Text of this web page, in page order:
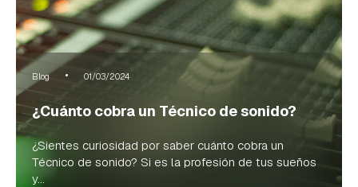
Blog 01/03/2024
¿Cuánto cobra un Técnico de sonido?
¿Sientes curiosidad por saber cuánto cobra un
Técnico de sonido? Si es la profesión de tus sueños
y...